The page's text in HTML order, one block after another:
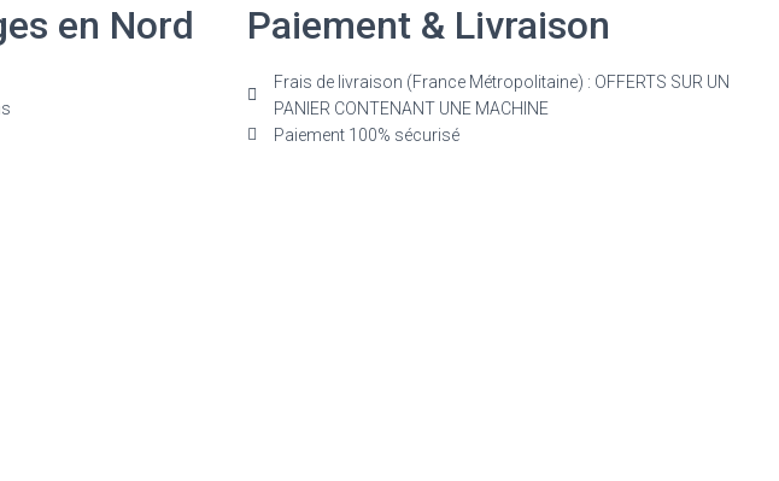
en Nord Paiement & Livraison
Frais de livraison (France Métropolitaine) : OFFERTS SUR UN
PANIER CONTENANT UNE MACHINE
Paiement 100% sécurisé